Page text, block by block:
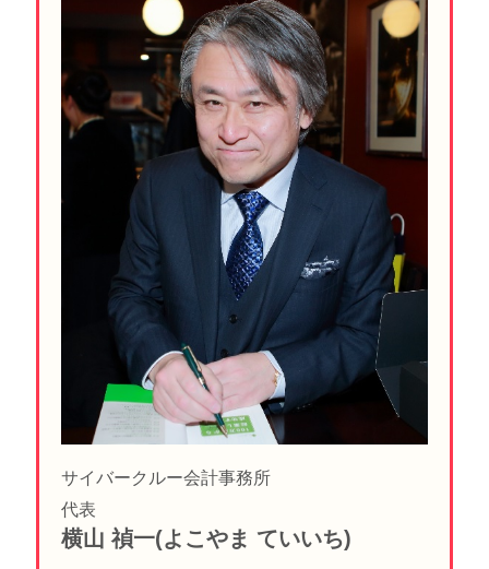
サイバークルー会計事務所
代表
横山 禎一(よこやま ていいち)